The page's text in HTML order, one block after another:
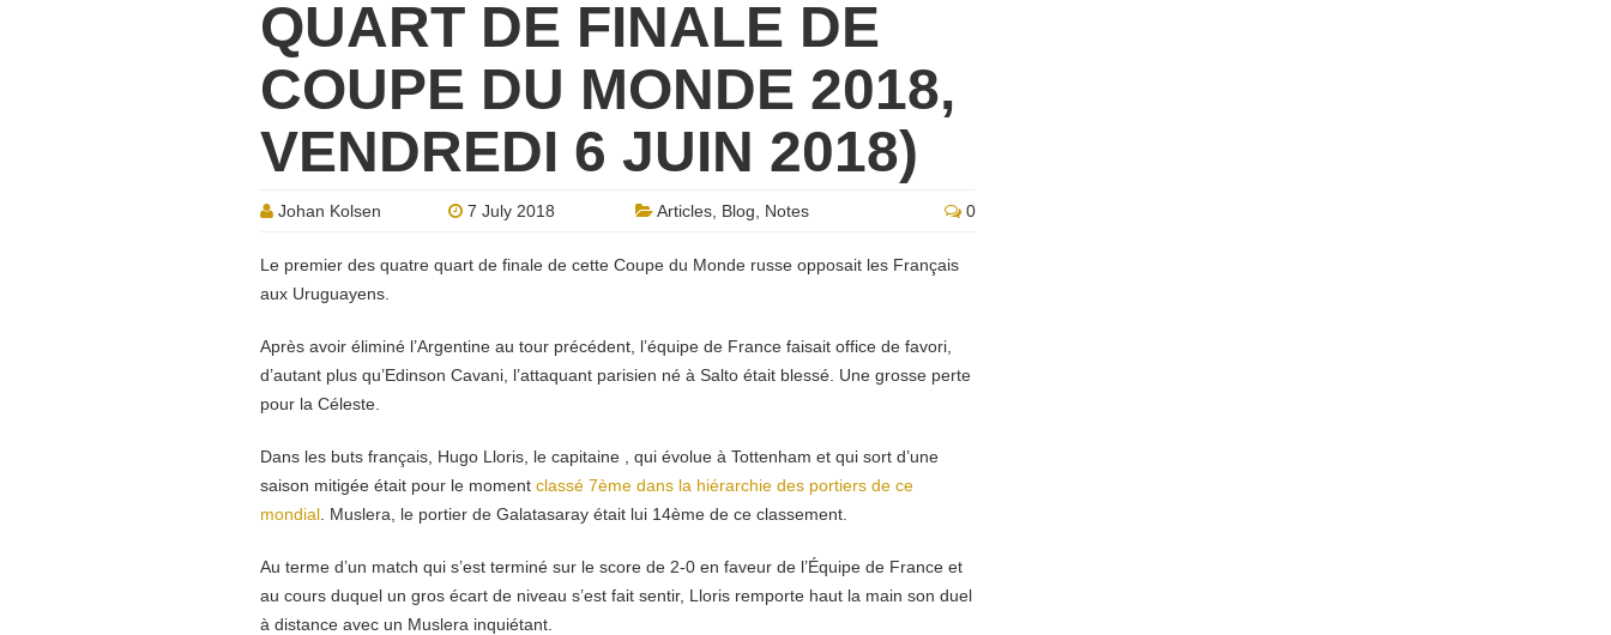
QUART DE FINALE DE
COUPE DU MONDE 2018,
VENDREDI 6 JUIN 2018)
Johan Kolsen 7 July 2018 Articles Blog Notes 0
Le premier des quatre quart de finale de cette Coupe du Monde russe opposait les Français
aux Uruguayens.
Après avoir éliminé l’Argentine au tour précédent, l’équipe de France faisait office de favori,
d’autant plus qu’Edinson Cavani, l’attaquant parisien né à Salto était blessé. Une grosse perte
pour la Céleste.
Dans les buts français, Hugo Lloris, le capitaine , qui évolue à Tottenham et qui sort d’une
saison mitigée était pour le moment classé 7ème dans la hiérarchie des portiers de ce
mondial . Muslera, le portier de Galatasaray était lui 14ème de ce classement.
Au terme d’un match qui s’est terminé sur le score de 2-0 en faveur de l’Équipe de France et
au cours duquel un gros écart de niveau s’est fait sentir, Lloris remporte haut la main son duel
à distance avec un Muslera inquiétant.